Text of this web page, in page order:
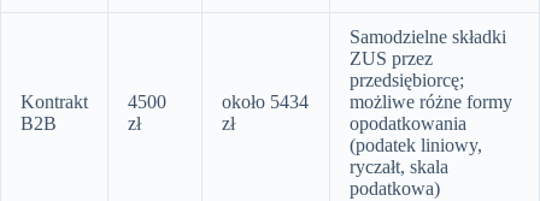
Kontrakt
B2B
4500
zł
około 5434
zł
Samodzielne składki
ZUS przez
przedsiębiorcę;
możliwe różne formy
opodatkowania
(podatek liniowy,
ryczałt, skala
podatkowa)